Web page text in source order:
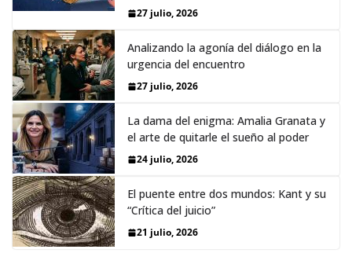
27 julio, 2026
Analizando la agonía del diálogo en la
urgencia del encuentro
27 julio, 2026
La dama del enigma: Amalia Granata y
el arte de quitarle el sueño al poder
24 julio, 2026
El puente entre dos mundos: Kant y su
“Crítica del juicio”
21 julio, 2026